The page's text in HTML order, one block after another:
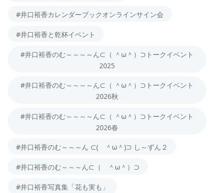
#井口裕香カレンダーブックオンラインサイン会
#井口裕香と乾杯イベント
#井口裕香のむ～～～～ん⊂（ ＾ω＾）⊃トークイベント
2025
#井口裕香のむ～～～～ん⊂（ ＾ω＾）⊃トークイベント
2026秋
#井口裕香のむ～～～～ん⊂（ ＾ω＾）⊃トークイベント
2026春
#井口裕香のむ～～～ん ⊂( ＾ω＾)⊃ し～ずん２
#井口裕香のむ～～～ん⊂（ ＾ω＾）⊃
#井口裕香写真集「花も実も」